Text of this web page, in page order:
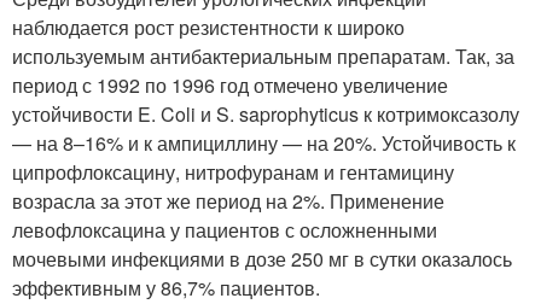
наблюдается рост резистентности к широко
используемым антибактериальным препаратам. Так, за
период с 1992 по 1996 год отмечено увеличение
устойчивости E. Coli и S. saprophyticus к котримоксазолу
— на 8–16% и к ампициллину — на 20%. Устойчивость к
ципрофлоксацину, нитрофуранам и гентамицину
возрасла за этот же период на 2%. Применение
левофлоксацина у пациентов с осложненными
мочевыми инфекциями в дозе 250 мг в сутки оказалось
эффективным у 86,7% пациентов.